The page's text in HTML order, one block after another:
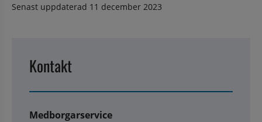
Senast uppdaterad 11 december 2023
Kontakt
Medborgarservice